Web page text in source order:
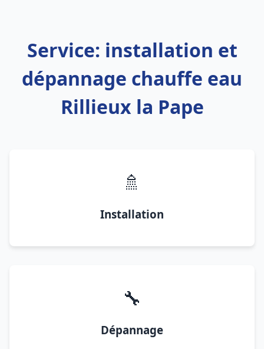
Service: installation et
dépannage chauffe eau
Rillieux la Pape
🚿
Installation
🔧
Dépannage